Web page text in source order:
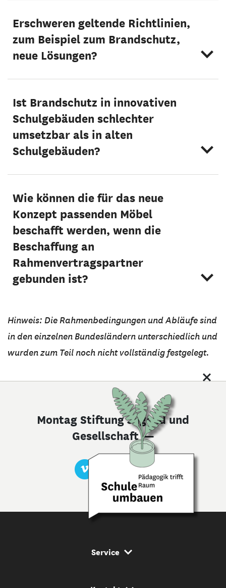
Erschweren geltende Richtlinien,
zum Beispiel zum Brandschutz,
neue Lösungen?
Ist Brandschutz in innovativen
Schulgebäuden schlechter
umsetzbar als in alten
Schulgebäuden?
Wie können die für das neue
Konzept passenden Möbel
beschafft werden, wenn die
Beschaffung an
Rahmenvertragspartner
gebunden ist?
Hinweis: Die Rahmenbedingungen und Abläufe sind
in den einzelnen Bundesländern unterschiedlich und
wurden zum Teil noch nicht vollständig festgelegt.
Montag Stiftung Jugend und
Gesellschaft —
Service Navigation
Service
Kontakt Navigation